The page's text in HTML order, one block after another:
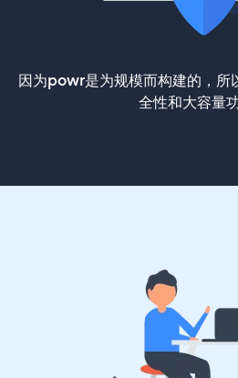
因为powr是为规模而构建的，所
全性和大容量功